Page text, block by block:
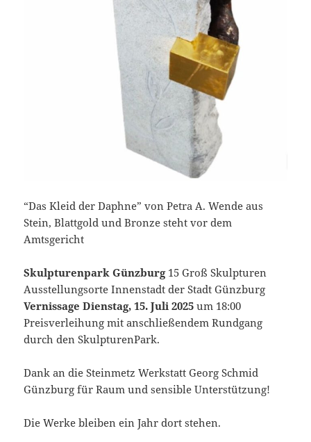
“Das Kleid der Daphne” von Petra A. Wende aus
Stein, Blattgold und Bronze steht vor dem
Amtsgericht
Skulpturenpark Günzburg 15 Groß Skulpturen
Ausstellungsorte Innenstadt der Stadt Günzburg
Vernissage Dienstag, 15. Juli 2025 um 18:00
Preisverleihung mit anschließendem Rundgang
durch den SkulpturenPark.
Dank an die Steinmetz Werkstatt Georg Schmid
Günzburg für Raum und sensible Unterstützung!
Die Werke bleiben ein Jahr dort stehen.